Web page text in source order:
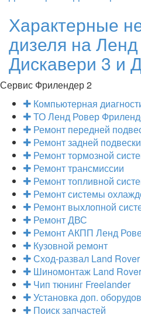
Характерные
дизеля на
Дискавери 3 и
Сервис Фрилендер 2
Компьютерная
ТО Ленд Ровер
Ремонт передней
Ремонт задней подвески
Ремонт тормозной
Ремонт трансмиссии
Ремонт топливной
Ремонт системы
Ремонт выхлопной
Ремонт ДВС
Ремонт АКПП Ленд
Кузовной ремонт
Сход-развал Land Rover
Шиномонтаж Land Rover
Чип тюнинг Freelander
Установка доп.
Поиск запчастей